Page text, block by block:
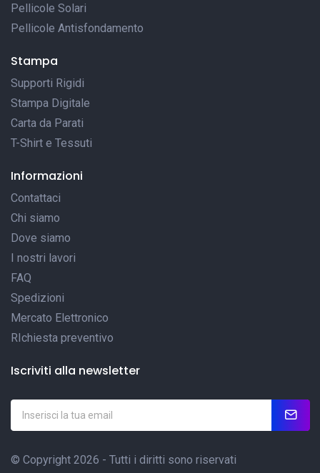
Pellicole Solari
Pellicole Antisfondamento
Stampa
Supporti Rigidi
Stampa Digitale
Carta da Parati
T-Shirt e Tessuti
Informazioni
Contattaci
Chi siamo
Dove siamo
I nostri lavori
FAQ
Spedizioni
Mercato Elettronico
RIchiesta preventivo
Iscriviti alla newsletter
© Copyright 2026 - Tutti i diritti sono riservati